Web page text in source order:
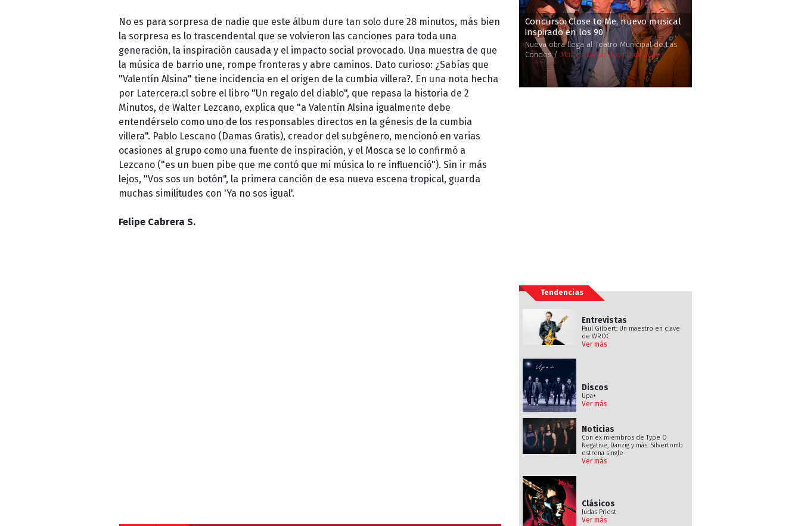
No es para sorpresa de nadie que este álbum dure tan solo dure 28 minutos, más bien
la sorpresa es lo trascendental que se volvieron las canciones para toda una
generación, la inspiración causada y el impacto social provocado. Una muestra de que
la música de barrio une, rompe fronteras y abre caminos. Dato curioso: ¿Sabías que
"Valentín Alsina" tiene incidencia en el origen de la cumbia villera?. En una nota hecha
por Latercera.cl sobre el libro "Un regalo del diablo", que repasa la historia de 2
Minutos, de Walter Lezcano, explica que "a Valentín Alsina igualmente debe
entendérselo como uno de los responsables directos en la génesis de la cumbia
villera". Pablo Lescano (Damas Gratis), creador del subgénero, mencionó en varias
ocasiones al grupo como una fuente de inspiración, y el Mosca se lo confirmó a
Lezcano ("es un buen pibe que me contó que mi música lo re influenció"). Sin ir más
lejos, "Vos sos un botón", la primera canción de esa nueva escena tropical, guarda
muchas similitudes con 'Ya no sos igual'.
Felipe Cabrera S.
Concurso: Close to Me, nuevo musical
inspirado en los 90
Nueva obra llega al Teatro Municipal de Las
Condes /Martes, 04 de Agosto de 2026
Tendencias
Entrevistas
Paul Gilbert: Un maestro en clave
de WROC
Ver más
Discos
Upa+
Ver más
Noticias
Con ex miembros de Type O
Negative, Danzig y más: Silvertomb
estrena single
Ver más
Clásicos
Judas Priest
Ver más